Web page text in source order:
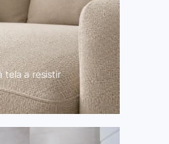
tela a resistir